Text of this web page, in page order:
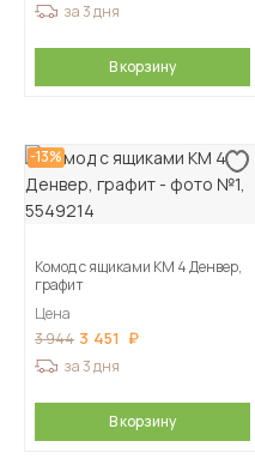
за 3 дня
В корзину
-13%
Комод с ящиками КМ 4 Денвер,
графит
Цена
3 944 3 451
за 3 дня
В корзину